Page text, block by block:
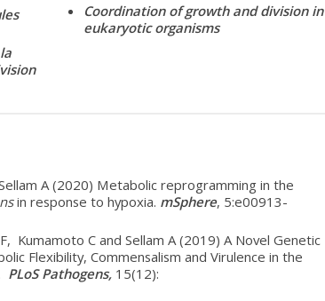
Coordination of growth and division in
eukaryotic organisms
A (2020) Metabolic reprogramming in the
in response to hypoxia. mSphere, 5:e00913-
Kumamoto C and Sellam A (2019) A Novel Genetic
Flexibility, Commensalism and Virulence in the
PLoS Pathogens, 15(12):